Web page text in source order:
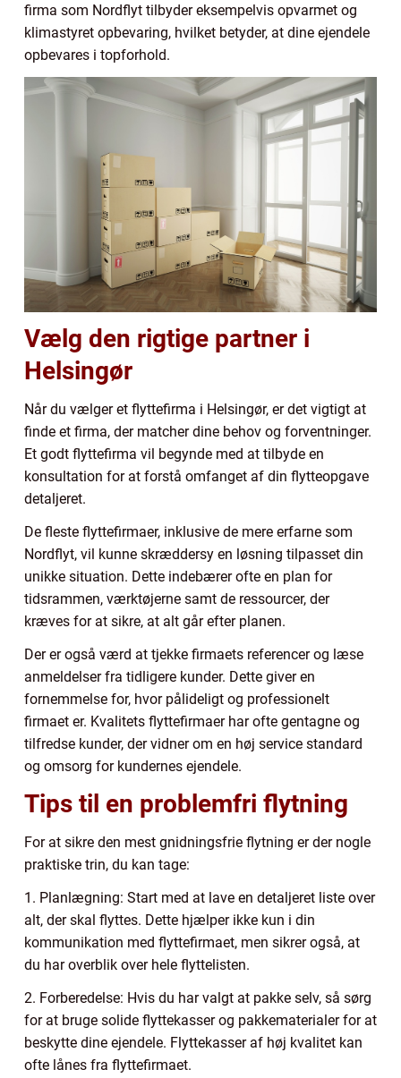
firma som Nordflyt tilbyder eksempelvis opvarmet og
klimastyret opbevaring, hvilket betyder, at dine ejendele
opbevares i topforhold.
Vælg den rigtige partner i
Helsingør
Når du vælger et flyttefirma i Helsingør, er det vigtigt at
finde et firma, der matcher dine behov og forventninger.
Et godt flyttefirma vil begynde med at tilbyde en
konsultation for at forstå omfanget af din flytteopgave
detaljeret.
De fleste flyttefirmaer, inklusive de mere erfarne som
Nordflyt, vil kunne skræddersy en løsning tilpasset din
unikke situation. Dette indebærer ofte en plan for
tidsrammen, værktøjerne samt de ressourcer, der
kræves for at sikre, at alt går efter planen.
Der er også værd at tjekke firmaets referencer og læse
anmeldelser fra tidligere kunder. Dette giver en
fornemmelse for, hvor pålideligt og professionelt
firmaet er. Kvalitets flyttefirmaer har ofte gentagne og
tilfredse kunder, der vidner om en høj service standard
og omsorg for kundernes ejendele.
Tips til en problemfri flytning
For at sikre den mest gnidningsfrie flytning er der nogle
praktiske trin, du kan tage:
1. Planlægning: Start med at lave en detaljeret liste over
alt, der skal flyttes. Dette hjælper ikke kun i din
kommunikation med flyttefirmaet, men sikrer også, at
du har overblik over hele flyttelisten.
2. Forberedelse: Hvis du har valgt at pakke selv, så sørg
for at bruge solide flyttekasser og pakkematerialer for at
beskytte dine ejendele. Flyttekasser af høj kvalitet kan
ofte lånes fra flyttefirmaet.